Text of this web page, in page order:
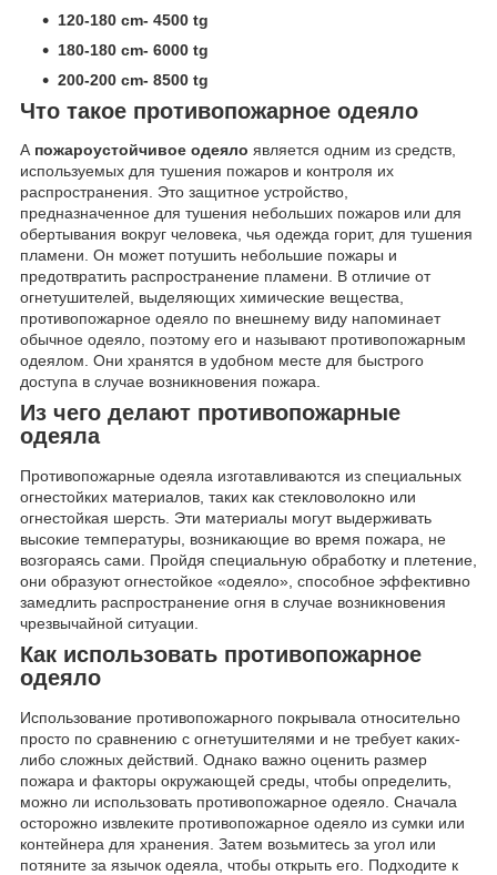
120-180 cm- 4500 tg
180-180 cm- 6000 tg
200-200 cm- 8500 tg
Что такое противопожарное одеяло
A пожароустойчивое одеяло является одним из средств,
используемых для тушения пожаров и контроля их
распространения. Это защитное устройство,
предназначенное для тушения небольших пожаров или для
обертывания вокруг человека, чья одежда горит, для тушения
пламени. Он может потушить небольшие пожары и
предотвратить распространение пламени. В отличие от
огнетушителей, выделяющих химические вещества,
противопожарное одеяло по внешнему виду напоминает
обычное одеяло, поэтому его и называют противопожарным
одеялом. Они хранятся в удобном месте для быстрого
доступа в случае возникновения пожара.
Из чего делают противопожарные
одеяла
Противопожарные одеяла изготавливаются из специальных
огнестойких материалов, таких как стекловолокно или
огнестойкая шерсть. Эти материалы могут выдерживать
высокие температуры, возникающие во время пожара, не
возгораясь сами. Пройдя специальную обработку и плетение,
они образуют огнестойкое «одеяло», способное эффективно
замедлить распространение огня в случае возникновения
чрезвычайной ситуации.
Как использовать противопожарное
одеяло
Использование противопожарного покрывала относительно
просто по сравнению с огнетушителями и не требует каких-
либо сложных действий. Однако важно оценить размер
пожара и факторы окружающей среды, чтобы определить,
можно ли использовать противопожарное одеяло. Сначала
осторожно извлеките противопожарное одеяло из сумки или
контейнера для хранения. Затем возьмитесь за угол или
потяните за язычок одеяла, чтобы открыть его. Подходите к